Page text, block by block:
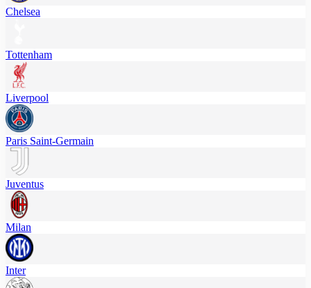
Chelsea
Tottenham
Liverpool
Paris Saint-Germain
Juventus
Milan
Inter